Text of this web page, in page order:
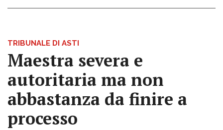
TRIBUNALE DI ASTI
Maestra severa e
autoritaria ma non
abbastanza da finire a
processo